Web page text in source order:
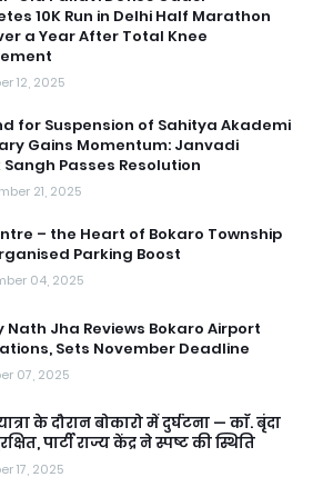
10K Run in Delhi Half Marathon
a Year After Total Knee
12, 2025
for Suspension of Sahitya Akademi
Gains Momentum: Janvadi
Sangh Passes Resolution
21, 2025
– the Heart of Bokaro Township
Parking Boost
04, 2025
Nath Jha Reviews Bokaro Airport
Sets November Deadline
07, 2025
के दौरान बोकारो में दुर्घटना — काॅ. बृंदा
पार्टी राज्य केंद्र ने स्पष्ट की स्थिति
17, 2025